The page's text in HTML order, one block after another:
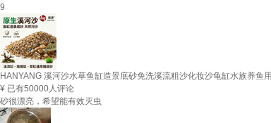
9
HANYANG 溪河沙水草鱼缸造景底砂免洗溪流粗沙化妆沙龟缸水族养鱼
¥ 已有50000人评论
砂很漂亮，希望能有效灭虫